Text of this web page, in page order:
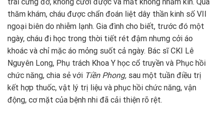
thăm khám, cháu được chẩn đoán liệt dây thần kinh số VII
ngoại biên do nhiễm lạnh. Gia đình cho biết, trước đó một
ngày, cháu đi học trong thời tiết rét đậm nhưng cởi áo
khoác và chỉ mặc áo mỏng suốt cả ngày. Bác sĩ CKI Lê
Nguyên Long, Phụ trách Khoa Y học cổ truyền và Phục hồi
chức năng, chia sẻ với Tiền Phong, sau một tuần điều trị
kết hợp thuốc, vật lý trị liệu và phục hồi chức năng, vận
động, cơ mặt của bệnh nhi đã cải thiện rõ rệt.